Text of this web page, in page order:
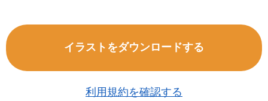
イラストをダウンロードする
利用規約を確認する